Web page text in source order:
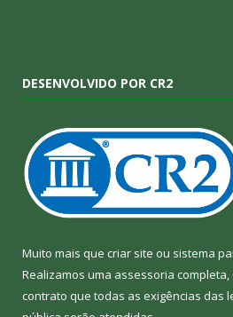
DESENVOLVIDO POR CR2
Muito mais que criar site ou sistema
Realizamos uma assessoria
contrato que todas as exigências das